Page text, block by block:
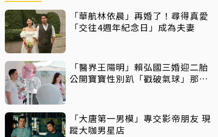
「華航林依晨」再婚了！尋得真愛
「交往4週年紀念日」成為夫妻
「醫界王陽明」賴弘國三婚迎二胎
公開寶寶性別趴「戳破氣球」那一
「大唐第一男模」專交影帝朋友 現
蹤大咖男星店